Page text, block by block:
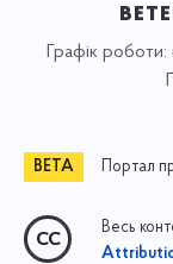
Графік
Портал
Весь